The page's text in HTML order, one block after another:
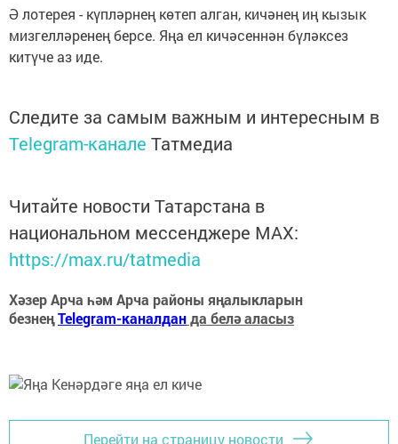
Ә лотерея - күпләрнең көтеп алган, кичәнең иң кызык
мизгелләренең берсе. Яңа ел кичәсеннән бүләксез
китүче аз иде.
Следите за самым важным и интересным в
Telegram-канале Татмедиа
Читайте новости Татарстана в
национальном мессенджере MАХ:
https://max.ru/tatmedia
Хәзер Арча һәм Арча районы яңалыкларын
безнеңTelegram-каналданда белә аласыз
Перейти на страницу новости